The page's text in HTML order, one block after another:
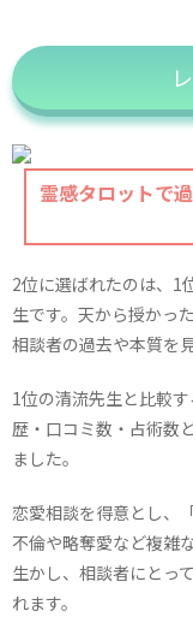
霊感タロットで
2位に選ばれたのは、1
生です。天から授かっ
相談者の過去や本質を
1位の清流先生と比較
歴・口コミ数・占術数
ました。
恋愛相談を得意とし、
不倫や略奪愛など複雑
生かし、相談者にとっ
れます。